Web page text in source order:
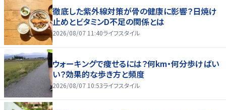
徹底した紫外線対策が骨の健康に影響？日焼け
止めとビタミンD不足の関係とは
2026/08/07 11:40ライフスタイル
ウォーキングで痩せるには？何km・何分歩けばい
い？効果的な歩き方と頻度
2026/08/07 10:53ライフスタイル